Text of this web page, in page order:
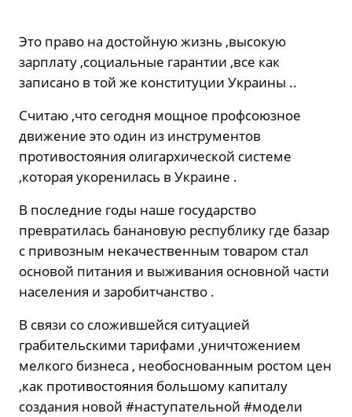
Это право на достойную жизнь ,высокую
зарплату ,социальные гарантии ,все как
записано в той же конституции Украины ..
Считаю ,что сегодня мощное профсоюзное
движение это один из инструментов
противостояния олигархической системе
,которая укоренилась в Украине .
В последние годы наше государство
превратилась банановую республику где базар
с привозным некачественным товаром стал
основой питания и выживания основной части
населения и заробитчанство .
В связи со сложившейся ситуацией
грабительскими тарифами ,уничтожением
мелкого бизнеса , необоснованным ростом цен
,как противостояния большому капиталу
создания новой #наступательной #модели